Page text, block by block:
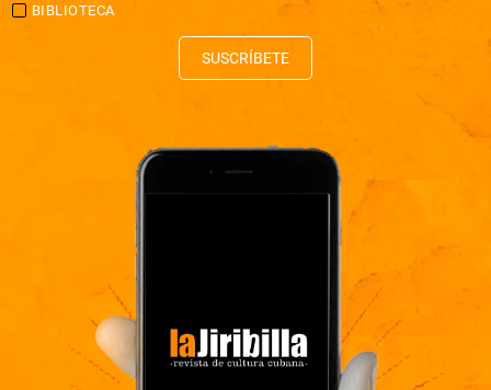
BIBLIOTECA
SUSCRÍBETE